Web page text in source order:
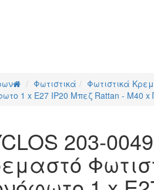
Φωτιστικά
Φωτιστικά
1 x E27 IP20 Μπεζ Rattan - M40 x
203-